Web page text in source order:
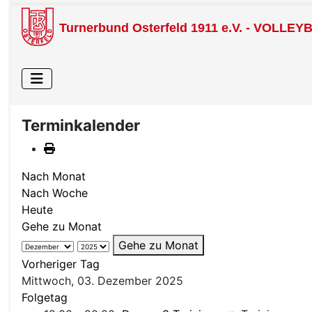
Turnerbund Osterfeld 1911 e.V. -
Terminkalender
Nach Monat
Nach Woche
Heute
Gehe zu Monat
Gehe zu Monat
Vorheriger Tag
Mittwoch, 03. Dezember 2025
Folgetag